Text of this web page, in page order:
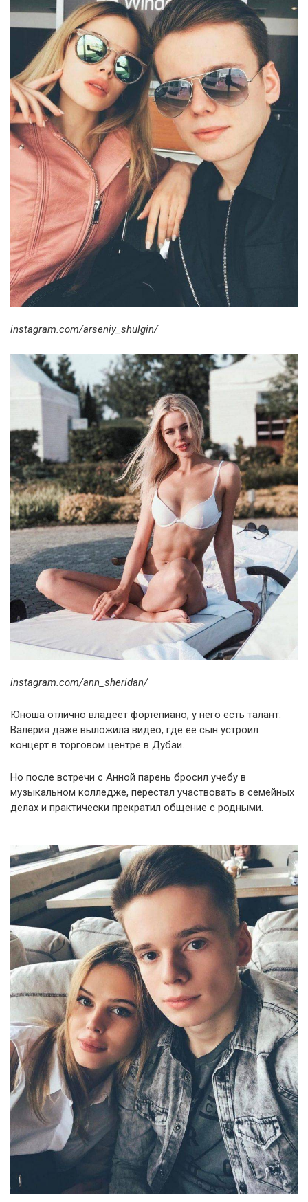
instagram.com/arseniy_shulgin/
instagram.com/ann_sheridan/
Юноша отлично владеет фортепиано, у него есть талант.
Валерия даже выложила видео, где ее сын устроил
концерт в торговом центре в Дубаи.
Но после встречи с Анной парень бросил учебу в
музыкальном колледже, перестал участвовать в семейных
делах и практически прекратил общение с родными.